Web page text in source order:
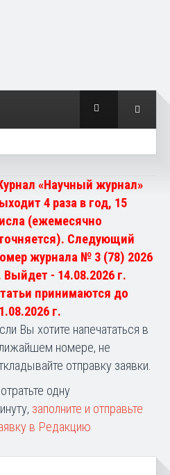
«Научный журнал»
4 раза в год, 15
(ежемесячно
Следующий
журнала № 3 (78) 2026
Выйдет - 14.08.2026 г.
принимаются до
г.
Вы хотите напечататься в
номере, не
отправку заявки.
одну
заполните и отправьте
в Редакцию